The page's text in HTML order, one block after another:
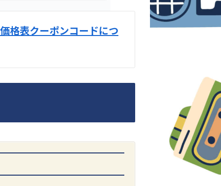
DENON
格表クーポンコードにつ